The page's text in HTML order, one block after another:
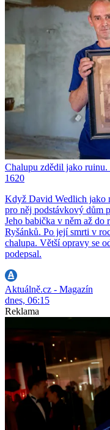
Chalupu zdědil jako
1620
Když David Wedlich jako
pro něj podstávkový dům
Jeho babička v něm až
Ryšánků. Po její smrti v
chalupa. Větší opravy se
podepsal.
Aktuálně.cz - Magazín
dnes, 06:15
Reklama